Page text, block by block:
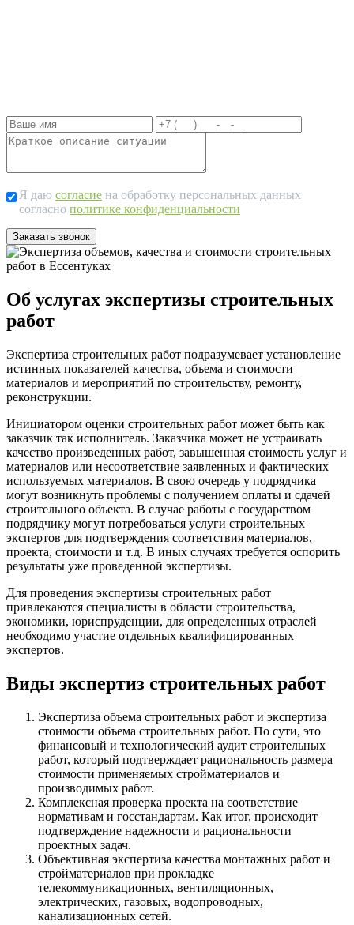
Я даю согласие на обработку персональных данных
согласно политике конфиденциальности
Об услугах экспертизы строительных
работ
Экспертиза строительных работ подразумевает установление
истинных показателей качества, объема и стоимости
материалов и мероприятий по строительству, ремонту,
реконструкции.
Инициатором оценки строительных работ может быть как
заказчик так исполнитель. Заказчика может не устраивать
качество произведенных работ, завышенная стоимость услуг и
материалов или несоответствие заявленных и фактических
используемых материалов. В свою очередь у подрядчика
могут возникнуть проблемы с получением оплаты и сдачей
строительного объекта. В случае работы с государством
подрядчику могут потребоваться услуги строительных
экспертов для подтверждения соответствия материалов,
проекта, стоимости и т.д. В иных случаях требуется оспорить
результаты уже проведенной экспертизы.
Для проведения экспертизы строительных работ
привлекаются специалисты в области строительства,
экономики, юриспруденции, для определенных отраслей
необходимо участие отдельных квалифицированных
экспертов.
Виды экспертиз строительных работ
Экспертиза объема строительных работ и экспертиза
стоимости объема строительных работ. По сути, это
финансовый и технологический аудит строительных
работ, который подтверждает рациональность размера
стоимости применяемых стройматериалов и
производимых работ.
Комплексная проверка проекта на соответствие
нормативам и госстандартам. Как итог, происходит
подтверждение надежности и рациональности
проектных задач.
Объективная экспертиза качества монтажных работ и
стройматериалов при прокладке
телекоммуникационных, вентиляционных,
электрических, газовых, водопроводных,
канализационных сетей.